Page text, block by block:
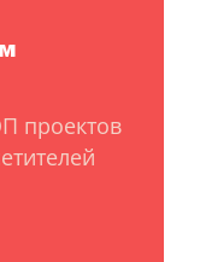
проектов